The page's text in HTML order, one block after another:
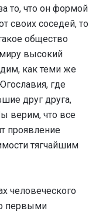
то, что он формой
своих соседей, то
общество
высокий
как теми же
где
друг друга,
верим, что все
проявление
тягчайшим
человеческого
первыми